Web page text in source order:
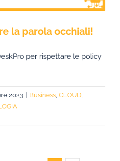
la parola occhiali!
per rispettare le policy
2023 Business, CLOUD,